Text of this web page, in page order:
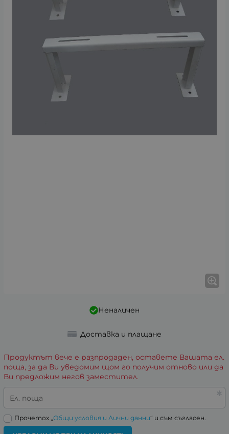
Неналичен
Доставка и плащане
Продуктът вече е разпродаден, оставете Вашата ел.
поща, за да Ви уведомим щом го получим отново или да
Ви предложим негов заместител.
Ел. поща
Прочетох „Общи условия и Лични данни“ и съм съгласен.